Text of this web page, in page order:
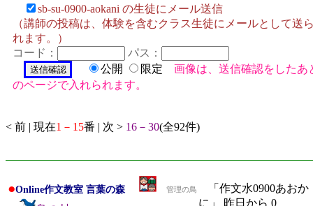
sb-su-0900-aokani の生徒にメール送信
（講師の投稿は、体験を含むクラス生徒にメールとして送
れます。）
コード：
パス：
公開
限定画像は、送信確認をしたあ
のページで入れられます。
< 前 | 現在1－15番 | 次 > 16－30(全92件)
●Online作文教室 言葉の森 管理の鳥
「作文水0900あおか
に」 昨日から 0